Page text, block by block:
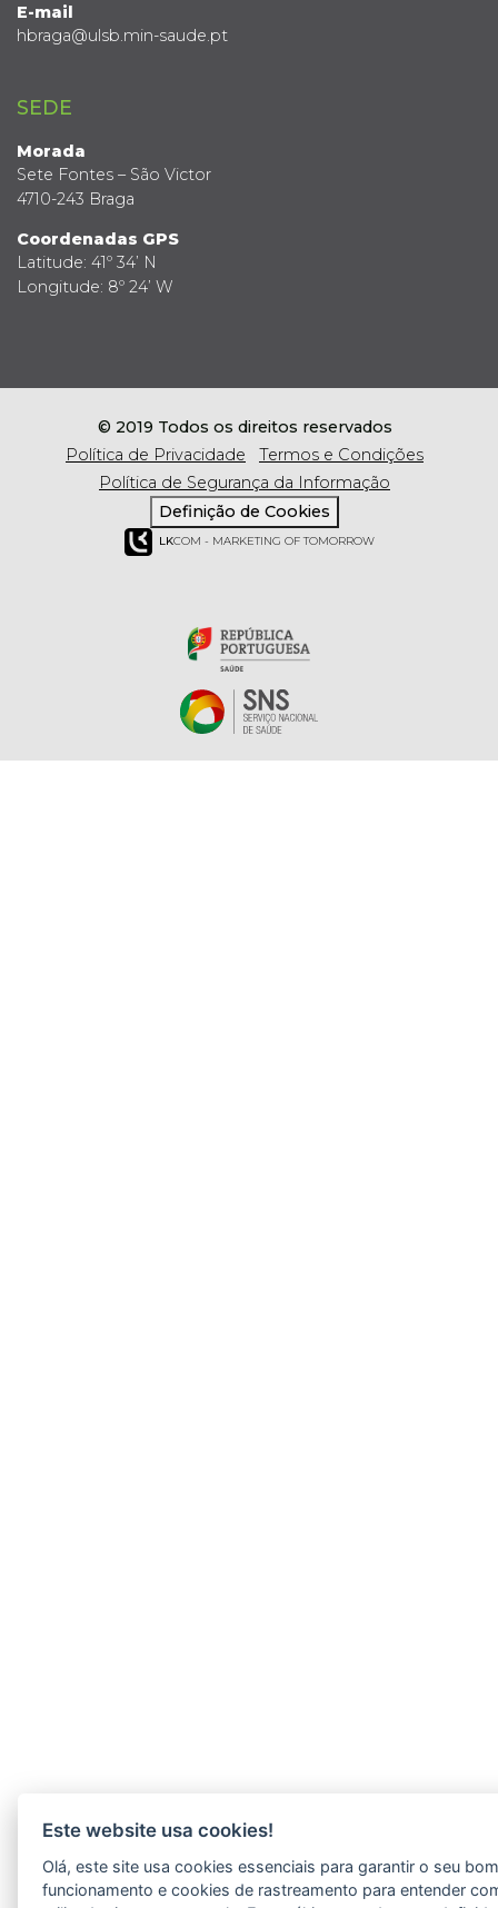
E-mail
hbraga@ulsb.min-saude.pt
SEDE
Morada
Sete Fontes – São Victor
4710-243 Braga
Coordenadas GPS
Latitude: 41º 34’ N
Longitude: 8º 24’ W
© 2019 Todos os direitos reservados
Política de Privacidade
Termos e Condições
Política de Segurança da Informação
Definição de Cookies
LKCOM - MARKETING OF TOMORROW
Este website usa cookies!
Olá, este site usa cookies essenciais para garantir o seu
funcionamento e cookies de rastreamento para entender